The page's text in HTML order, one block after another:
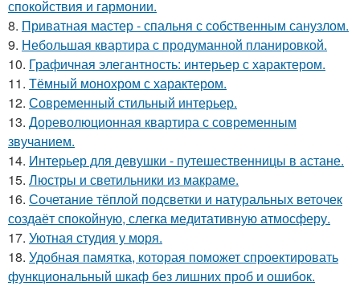
спокойствия и гармонии.
8. Приватная мастер - спальня с собственным санузлом.
9. Небольшая квартира с продуманной планировкой.
10. Графичная элегантность: интерьер с характером.
11. Тёмный монохром с характером.
12. Современный стильный интерьер.
13. Дореволюционная квартира с современным
звучанием.
14. Интерьер для девушки - путешественницы в астане.
15. Люстры и светильники из макраме.
16. Сочетание тёплой подсветки и натуральных веточек
создаёт спокойную, слегка медитативную атмосферу.
17. Уютная студия у моря.
18. Удобная памятка, которая поможет спроектировать
функциональный шкаф без лишних проб и ошибок.